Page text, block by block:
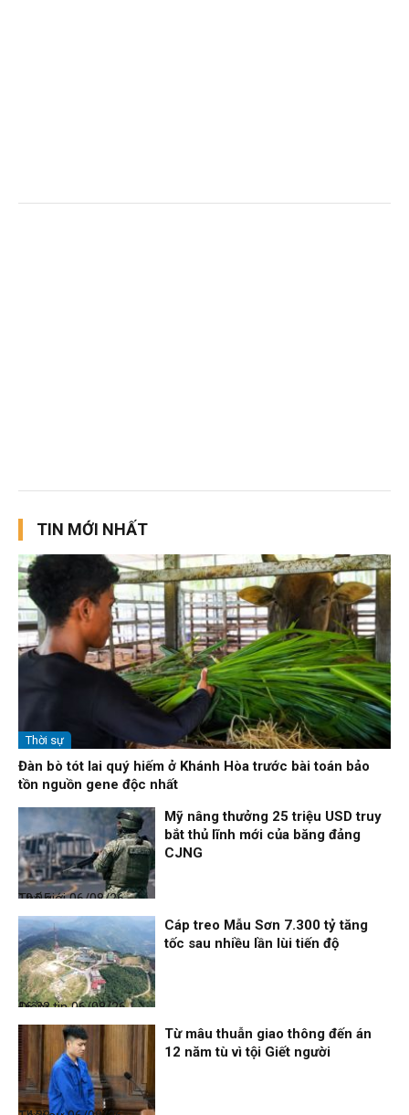
TIN MỚI NHẤT
Thời sự
Đàn bò tót lai quý hiếm ở Khánh Hòa trước bài toán bảo
tồn nguồn gene độc nhất
Thế giới
06/08/26, 19:05
Mỹ nâng thưởng 25 triệu USD truy
bắt thủ lĩnh mới của băng đảng
CJNG
Điểm tin
06/08/26, 16:23
Cáp treo Mẫu Sơn 7.300 tỷ tăng
tốc sau nhiều lần lùi tiến độ
Từ mâu thuẫn giao thông đến án
12 năm tù vì tội Giết người